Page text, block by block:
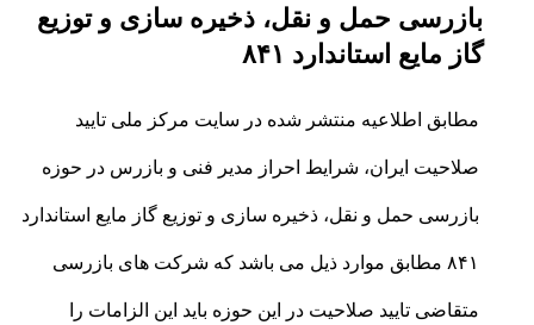
بازرسی حمل و نقل، ذخیره سازی و توزیع
گاز مایع استاندارد ۸۴۱
مطابق اطلاعیه منتشر شده در سایت مرکز ملی تایید
صلاحیت ایران، شرایط احراز مدیر فنی و بازرس در حوزه
بازرسی حمل و نقل، ذخیره سازی و توزیع گاز مایع استاندارد
۸۴۱ مطابق موارد ذیل می باشد که شرکت های بازرسی
متقاضی تایید صلاحیت در این حوزه باید این الزامات را